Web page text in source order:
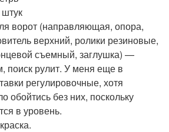
ворот (направляющая, опора,
верхний, ролики резиновые,
съемный, заглушка) —
поиск рулит. У меня еще в
регулировочные, хотя
обойтись без них, поскольку
в уровень.